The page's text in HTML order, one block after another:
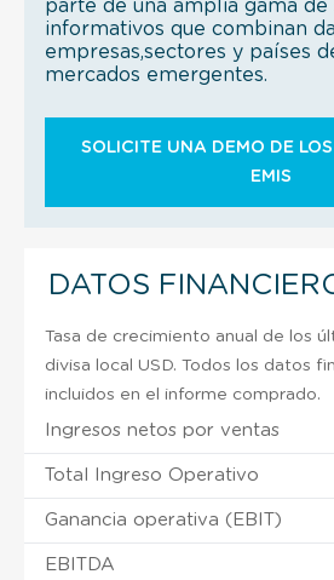
parte de una amplia gama de
informativos que combinan
empresas,sectores y países
mercados emergentes.
SOLICITE UNA DEMO DE
EMIS
DATOS
Tasa de crecimiento anual de los
divisa local USD. Todos los datos
incluidos en el informe comprado.
Ingresos netos por ventas
Total Ingreso Operativo
Ganancia operativa (EBIT)
EBITDA